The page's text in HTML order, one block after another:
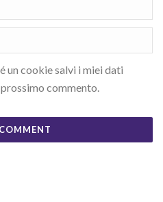
un cookie salvi i miei dati
commento.